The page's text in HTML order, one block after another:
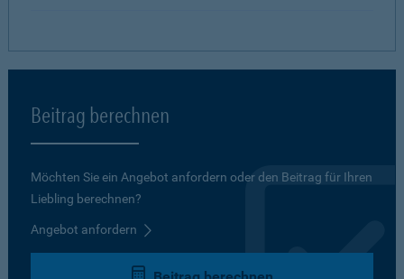
Beitrag berechnen
Möchten Sie ein Angebot anfordern oder den Beitrag für Ihren
Liebling berechnen?
Angebot anfordern